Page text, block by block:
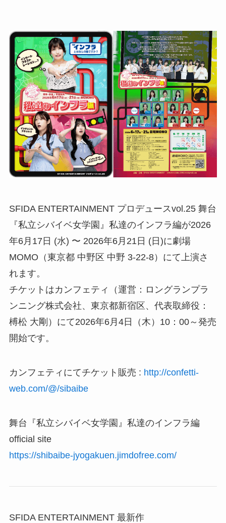
SFIDA ENTERTAINMENT プロデュースvol.25 舞台
『私立シバイベ女学園』私達のインフラ編が2026
年6月17日 (水) 〜 2026年6月21日 (日)に劇場
MOMO（東京都 中野区 中野 3-22-8）にて上演さ
れます。
チケットはカンフェティ（運営：ロングランプラ
ンニング株式会社、東京都新宿区、代表取締役：
榑松 大剛）にて2026年6月4日（木）10：00～発売
開始です。
カンフェティにてチケット販売 : http://confetti-
web.com/@/sibaibe
舞台『私立シバイベ女学園』私達のインフラ編
official site
https://shibaibe-jyogakuen.jimdofree.com/
SFIDA ENTERTAINMENT 最新作